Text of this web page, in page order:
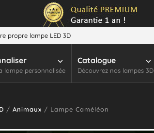
propre lampe LED 3D
lampe personnalisée
Catalogue
Découvrez nos lampes 3D
/ Animaux / Lampe Caméléon